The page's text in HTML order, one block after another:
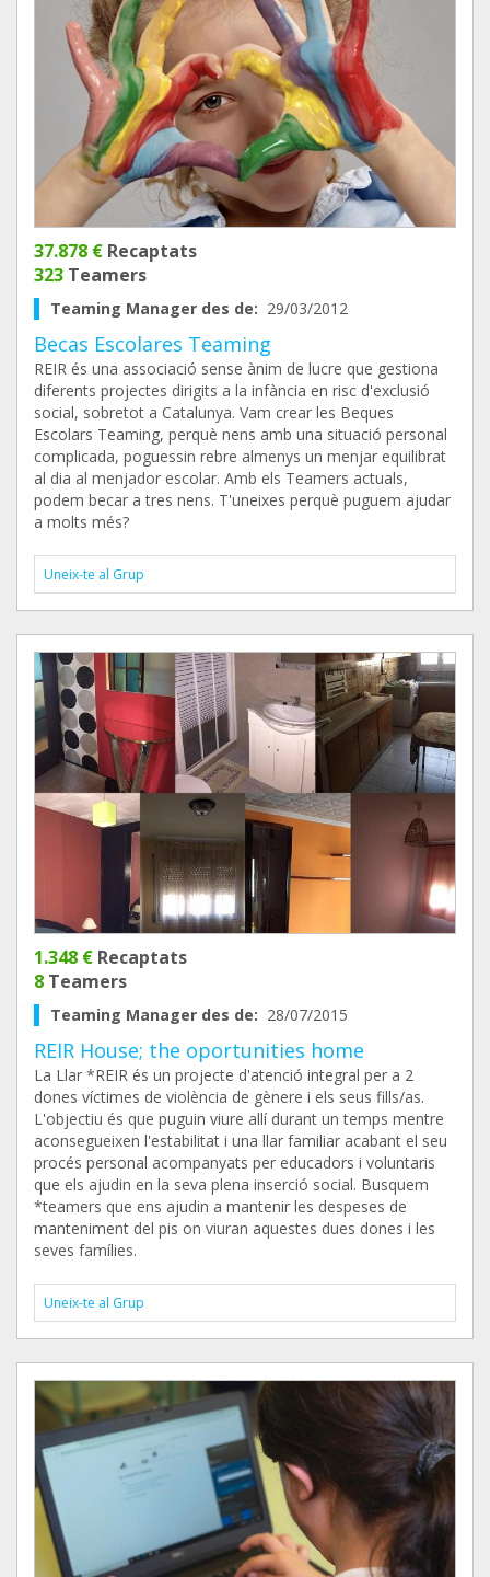
37.878 € Recaptats
323 Teamers
Teaming Manager des de: 29/03/2012
Becas Escolares Teaming
REIR és una associació sense ànim de lucre que gestiona
diferents projectes dirigits a la infància en risc d'exclusió
social, sobretot a Catalunya. Vam crear les Beques
Escolars Teaming, perquè nens amb una situació personal
complicada, poguessin rebre almenys un menjar equilibrat
al dia al menjador escolar. Amb els Teamers actuals,
podem becar a tres nens. T'uneixes perquè puguem ajudar
a molts més?
Uneix-te al Grup
1.348 € Recaptats
8 Teamers
Teaming Manager des de: 28/07/2015
REIR House; the oportunities home
La Llar *REIR és un projecte d'atenció integral per a 2
dones víctimes de violència de gènere i els seus fills/as.
L'objectiu és que puguin viure allí durant un temps mentre
aconsegueixen l'estabilitat i una llar familiar acabant el seu
procés personal acompanyats per educadors i voluntaris
que els ajudin en la seva plena inserció social. Busquem
*teamers que ens ajudin a mantenir les despeses de
manteniment del pis on viuran aquestes dues dones i les
seves famílies.
Uneix-te al Grup